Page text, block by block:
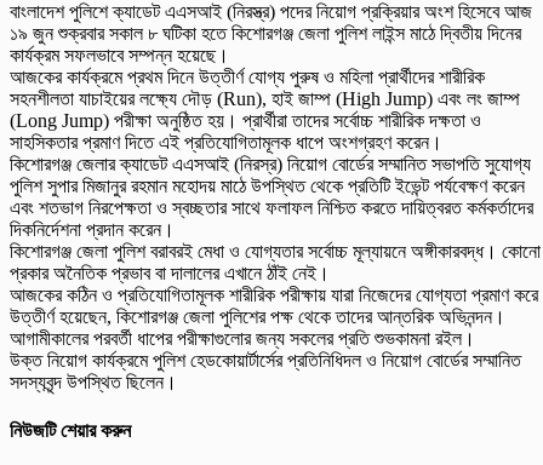
বাংলাদেশ পুলিশে ক্যাডেট এএসআই (নিরস্ত্র) পদের নিয়োগ প্রক্রিয়ার অংশ হিসেবে আজ
১৯ জুন শুক্রবার সকাল ৮ ঘটিকা হতে কিশোরগঞ্জ জেলা পুলিশ লাইন্স মাঠে দ্বিতীয় দিনের
কার্যক্রম সফলভাবে সম্পন্ন হয়েছে।
আজকের কার্যক্রমে প্রথম দিনে উত্তীর্ণ যোগ্য পুরুষ ও মহিলা প্রার্থীদের শারীরিক
সহনশীলতা যাচাইয়ের লক্ষ্যে দৌড় (Run), হাই জাম্প (High Jump) এবং লং জাম্প
(Long Jump) পরীক্ষা অনুষ্ঠিত হয়। প্রার্থীরা তাদের সর্বোচ্চ শারীরিক দক্ষতা ও
সাহসিকতার প্রমাণ দিতে এই প্রতিযোগিতামূলক ধাপে অংশগ্রহণ করেন।
কিশোরগঞ্জ জেলার ক্যাডেট এএসআই (নিরস্র) নিয়োগ বোর্ডের সম্মানিত সভাপতি সুযোগ্য
পুলিশ সুপার মিজানুর রহমান মহোদয় মাঠে উপস্থিত থেকে প্রতিটি ইভেন্ট পর্যবেক্ষণ করেন
এবং শতভাগ নিরপেক্ষতা ও স্বচ্ছতার সাথে ফলাফল নিশ্চিত করতে দায়িত্বরত কর্মকর্তাদের
দিকনির্দেশনা প্রদান করেন।
কিশোরগঞ্জ জেলা পুলিশ বরাবরই মেধা ও যোগ্যতার সর্বোচ্চ মূল্যায়নে অঙ্গীকারবদ্ধ। কোনো
প্রকার অনৈতিক প্রভাব বা দালালের এখানে ঠাঁই নেই।
আজকের কঠিন ও প্রতিযোগিতামূলক শারীরিক পরীক্ষায় যারা নিজেদের যোগ্যতা প্রমাণ করে
উত্তীর্ণ হয়েছেন, কিশোরগঞ্জ জেলা পুলিশের পক্ষ থেকে তাদের আন্তরিক অভিনন্দন।
আগামীকালের পরবর্তী ধাপের পরীক্ষাগুলোর জন্য সকলের প্রতি শুভকামনা রইল।
উক্ত নিয়োগ কার্যক্রমে পুলিশ হেডকোয়ার্টার্সের প্রতিনিধিদল ও নিয়োগ বোর্ডের সম্মানিত
সদস্যবৃন্দ উপস্থিত ছিলেন।
নিউজটি শেয়ার করুন